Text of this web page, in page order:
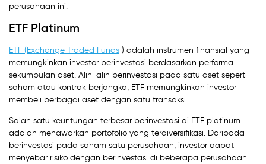
perusahaan ini.
ETF Platinum
ETF (Exchange Traded Funds ) adalah instrumen finansial yang
memungkinkan investor berinvestasi berdasarkan performa
sekumpulan aset. Alih-alih berinvestasi pada satu aset seperti
saham atau kontrak berjangka, ETF memungkinkan investor
membeli berbagai aset dengan satu transaksi.
Salah satu keuntungan terbesar berinvestasi di ETF platinum
adalah menawarkan portofolio yang terdiversifikasi. Daripada
berinvestasi pada saham satu perusahaan, investor dapat
menyebar risiko dengan berinvestasi di beberapa perusahaan